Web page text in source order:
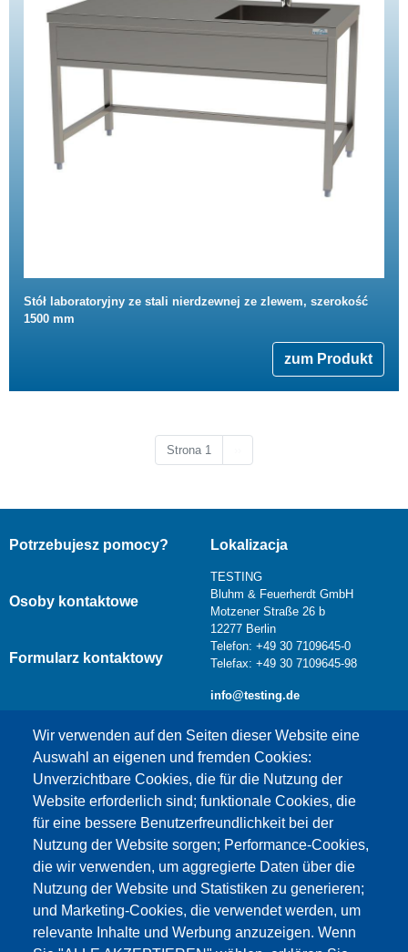
Stół laboratoryjny ze stali nierdzewnej ze zlewem, szerokość
1500 mm
zum Produkt
Strona 1
Wir verwenden auf den Seiten dieser Website eine
Auswahl an eigenen und fremden Cookies:
Unverzichtbare Cookies, die für die Nutzung der
Website erforderlich sind; funktionale Cookies, die
für eine bessere Benutzerfreundlichkeit bei der
Nutzung der Website sorgen; Performance-Cookies,
die wir verwenden, um aggregierte Daten über die
Nutzung der Website und Statistiken zu generieren;
und Marketing-Cookies, die verwendet werden, um
relevante Inhalte und Werbung anzuzeigen. Wenn
Potrzebujesz pomocy?
Osoby kontaktowe
Formularz kontaktowy
Lokalizacja
TESTING
Bluhm & Feuerherdt GmbH
Motzener Straße 26 b
12277 Berlin
Telefon: +49 30 7109645-0
Telefax: +49 30 7109645-98
info@testing.de
Dieser Inhalt ist blockiert, da die Google Maps
Cookies nicht akzeptiert wurden.
NUR DIE GOOGLE MAPS COOKIES